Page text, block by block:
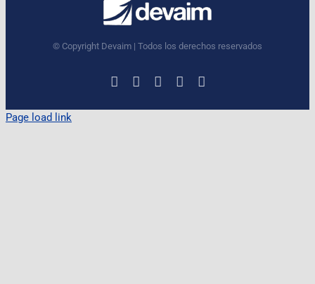
© Copyright Devaim | Todos los derechos reservados
LinkedInInstagramFacebook
X YouTube
Page load link